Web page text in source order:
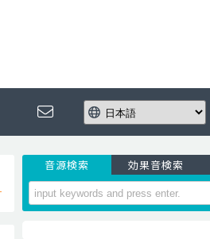
音源検索 効果音検索